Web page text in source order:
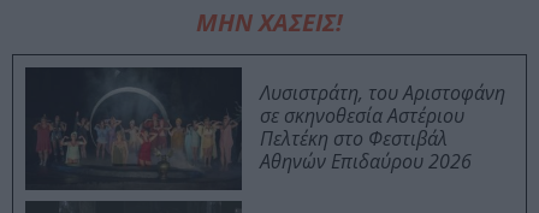
ΜΗΝ ΧΑΣΕΙΣ!
Λυσιστράτη, του Αριστοφάνη
σε σκηνοθεσία Αστέριου
Πελτέκη στο Φεστιβάλ
Αθηνών Επιδαύρου 2026